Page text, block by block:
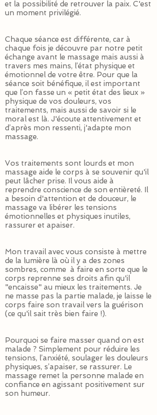
et la possibilité de retrouver la paix. C'est
un moment privilégié.
Chaque séance est différente, car à
chaque fois je découvre par notre petit
échange avant le massage mais aussi à
travers mes mains, l’état physique et
émotionnel de votre être. Pour que la
séance soit bénéfique, il est important
que l’on fasse un « petit état des lieux »
physique de vos douleurs, vos
traitements, mais aussi de savoir si le
moral est là. J'écoute attentivement et
d’après mon ressenti, j'adapte mon
massage.
Vos traitements sont lourds et mon
massage aide le corps à se souvenir qu'il
peut lâcher prise. Il vous aide à
reprendre conscience de son entièreté. Il
a besoin d'attention et de douceur, le
massage va libérer les tensions
émotionnelles et physiques inutiles,
rassurer et apaiser.
Mon travail avec vous consiste à mettre
de la lumière là où il y a des zones
sombres, comme à faire en sorte que le
corps reprenne ses droits afin qu'il
"encaisse" au mieux les traitements. Je
ne masse pas la partie malade, je laisse le
corps faire son travail vers la guérison
(ce qu'il sait très bien faire !).
Pourquoi se faire masser quand on est
malade ? Simplement pour réduire les
tensions, l’anxiété, soulager les douleurs
physiques, s’apaiser, se rassurer. Le
massage remet la personne malade en
confiance en agissant positivement sur
son humeur.